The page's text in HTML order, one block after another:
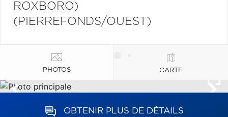
ROXBORO)
(PIERREFONDS/OUEST)
PHOTOS CARTE
OBTENIR PLUS DE DÉTAILS